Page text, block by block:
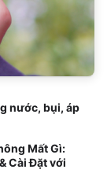
nước, bụi, áp
Mất Gì:
Cài Đặt với